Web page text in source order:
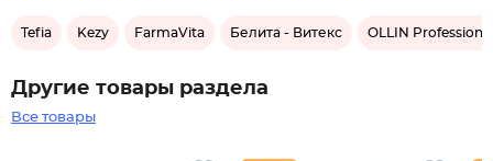
Tefia Kezy FarmaVita Белита - Витекс OLLIN Professional
Другие товары раздела
Все товары